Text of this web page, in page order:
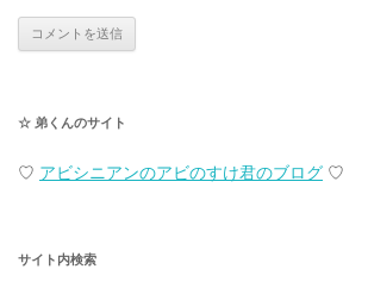
☆ 弟くんのサイト
♡ アビシニアンのアビのすけ君のブログ ♡
サイト内検索